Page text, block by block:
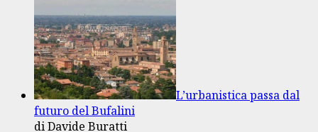
L’urbanistica passa dal
futuro del Bufalini
di Davide Buratti